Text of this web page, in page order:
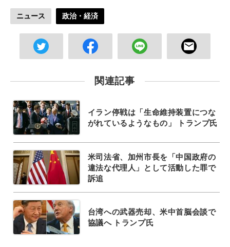
ニュース 政治・経済
関連記事
イラン停戦は「生命維持装置につな
がれているようなもの」 トランプ氏
米司法省、加州市長を「中国政府の
違法な代理人」として活動した罪で
訴追
台湾への武器売却、米中首脳会談で
協議へ トランプ氏